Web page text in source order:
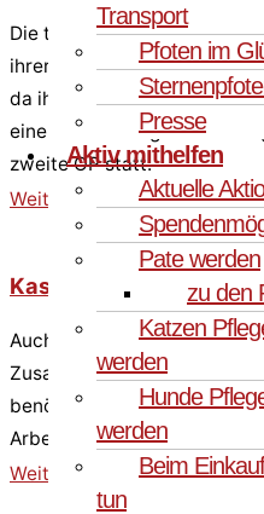
Transport
Pfoten im
Presse
Aktiv mithelfen
Aktuelle
Pate werden
zu den
Katzen
werden
Hunde
werden
Beim
tun
Die tapfere Love musste
ihrer ersten OP konnten
da ihre Narkose sehr lang
eine mehrwöchige Pause zu
zweite OP statt.
Weiterlesen »
Kastrations-Projekte
Auch in diesem Jahr
Zusammenarbeit mit der
benötigen dringend Ihre
Arbeit.
Weiterlesen »